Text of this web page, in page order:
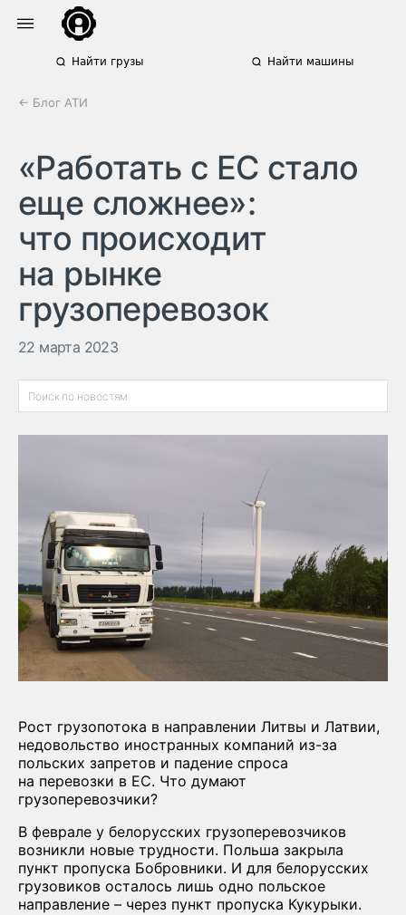
Найти грузы Найти машины
← Блог АТИ
«‎Работать с ЕС стало
еще сложнее»‎:
что происходит
на рынке
грузоперевозок
22 марта 2023
Рост грузопотока в направлении Литвы и Латвии,
недовольство иностранных компаний из-за
польских запретов и падение спроса
на перевозки в ЕС. Что думают
грузоперевозчики?
В феврале у белорусских грузоперевозчиков
возникли новые трудности. Польша закрыла
пункт пропуска Бобровники. И для белорусских
грузовиков осталось лишь одно польское
направление – через пункт пропуска Кукурыки.